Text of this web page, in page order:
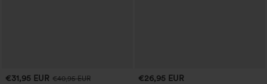
€31,95 EUR €40,95 EUR
€26,95 EUR